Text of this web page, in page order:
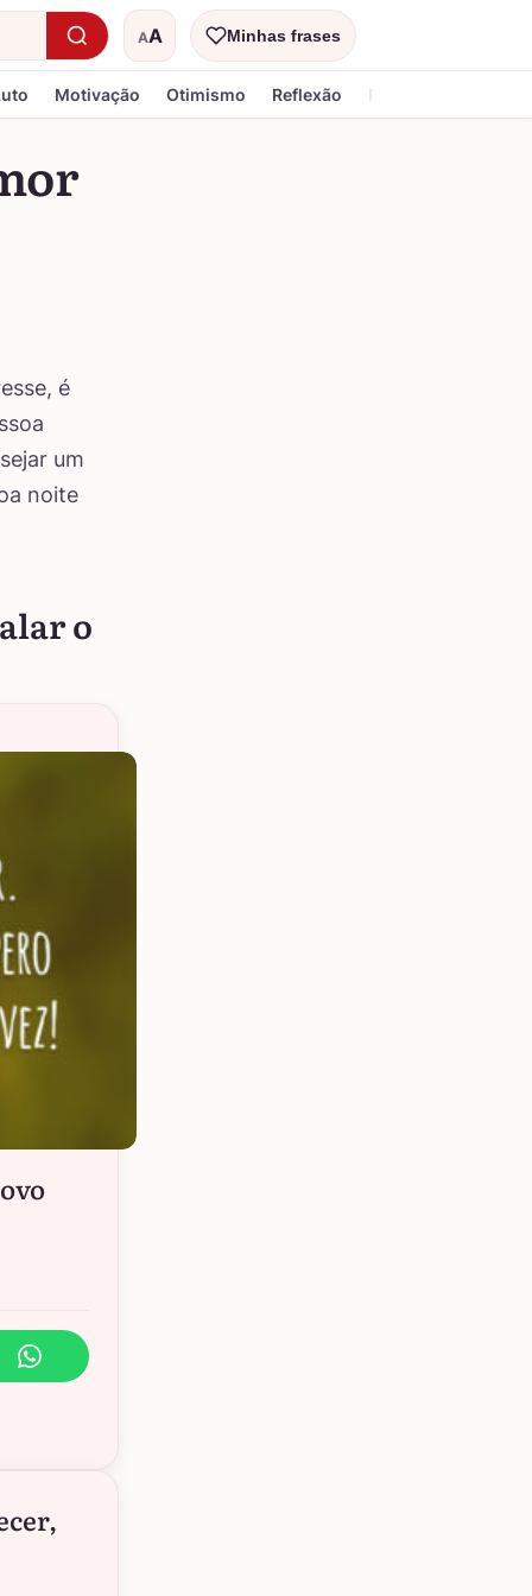
AA
Tamanho do textoMinhas frases
Motivação Otimismo Reflexão Religiosa
é
um
noite
o